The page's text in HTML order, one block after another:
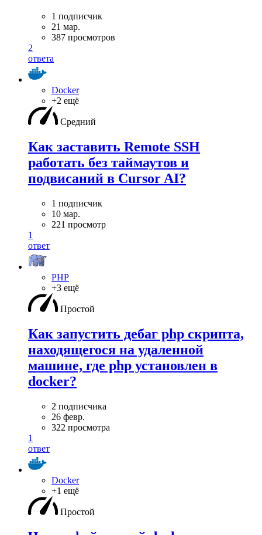
1 подписчик
21 мар.
387 просмотров
2
ответа
Docker
+2 ещё
Средний
Как заставить Remote SSH
работать без таймаутов и
подвисаний в Cursor AI?
1 подписчик
10 мар.
221 просмотр
1
ответ
PHP
+3 ещё
Простой
Как запустить дебаг php скрипта,
находящегося на удаленной
машине, где php установлен в
docker?
2 подписчика
26 февр.
322 просмотра
1
ответ
Docker
+1 ещё
Простой